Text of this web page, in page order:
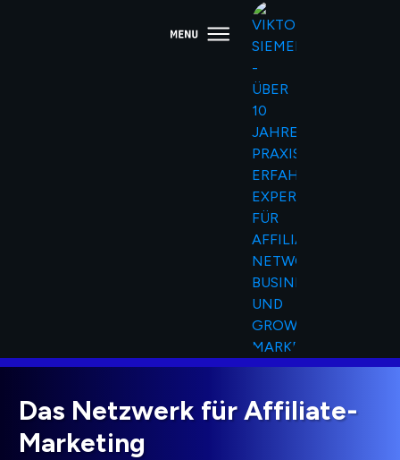
Das Netzwerk für Affiliate-
Marketing